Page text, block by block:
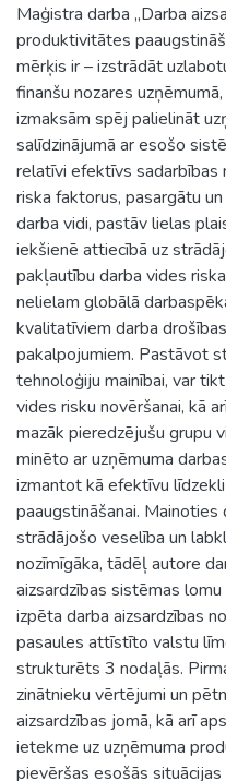
Maģistra darba „Darba
produktivitātes
mērķis ir – izstrādāt
finanšu nozares
izmaksām spēj palielināt
salīdzinājumā ar esošo
relatīvi efektīvs sadarbības
riska faktorus, pasargātu
darba vidi, pastāv lielas
iekšienē attiecībā uz
pakļautību darba vides
nelielam globālā
kvalitatīviem darba
pakalpojumiem. Pastāvot
tehnoloģiju mainībai, var
vides risku novēršanai, kā
mazāk pieredzējušu grupu
minēto ar uzņēmuma
izmantot kā efektīvu
paaugstināšanai.
strādājošo veselība un
nozīmīgāka, tādēļ autore
aizsardzības sistēmas
izpēta darba aizsardzības
pasaules attīstīto valstu
strukturēts 3 nodaļās.
zinātnieku vērtējumi un
aizsardzības jomā, kā arī
ietekme uz uzņēmuma
pievēršas esošās